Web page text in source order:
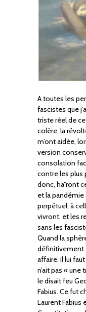
A toutes les
fascistes que
triste réel de
colère, la
m’ont aidée,
version
consolation
contre les plus
donc, haïront
et la
perpétuel, à
vivront, et les
sans les
Quand la
définitivement
affaire, il lui
n’ait pas «
le disait feu
Fabius. Ce fut
Laurent Fabius